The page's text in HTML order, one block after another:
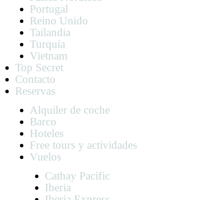
Portugal
Reino Unido
Tailandia
Turquía
Vietnam
Top Secret
Contacto
Reservas
Alquiler de coche
Barco
Hoteles
Free tours y actividades
Vuelos
Cathay Pacific
Iberia